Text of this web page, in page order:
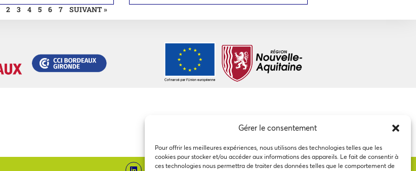
Gérer le consentement
Pour offrir les meilleures expériences, nous utilisons des technologies telles que les
cookies pour stocker et/ou accéder aux informations des appareils. Le fait de consentir à
ces technologies nous permettra de traiter des données telles que le comportement de
2 3 4 5 6 7 SUIVANT »